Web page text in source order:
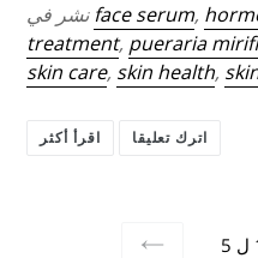
نشر فيface serum,
treatment, pueraria
skin care, skin health,
اقرأ أكثر اترك تعليقا